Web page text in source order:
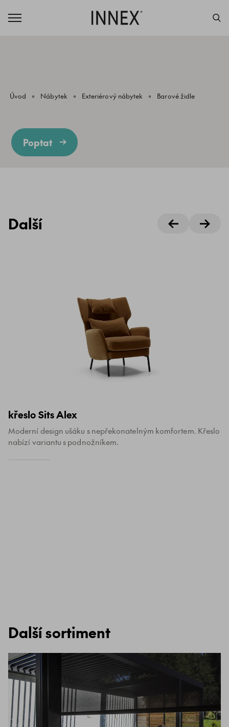
Úvod Nábytek Exteriérový nábytek Barové židle
Poptat
Další
křeslo Sits Alex
Moderní design ušáku s nepřekonatelným komfortem. Křeslo
nabízí variantu s podnožníkem.
Další sortiment